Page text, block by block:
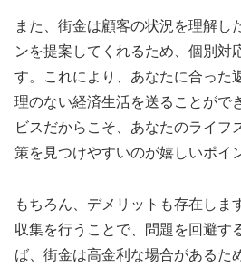
また、街金は顧客の状況を理解し
ンを提案してくれるため、個別対
す。これにより、あなたに合った
理のない経済生活を送ることがで
ビスだからこそ、あなたのライフ
策を見つけやすいのが嬉しいポイ
もちろん、デメリットも存在しま
収集を行うことで、問題を回避す
ば、街金は高金利な場合があるた